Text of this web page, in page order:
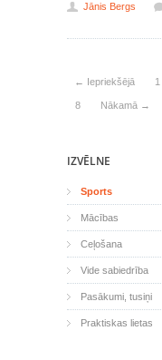
Jānis Bergs
← Iepriekšējā 1
8 Nākamā →
IZVĒLNE
Sports
Mācības
Ceļošana
Vide sabiedrība
Pasākumi, tusiņi
Praktiskas lietas